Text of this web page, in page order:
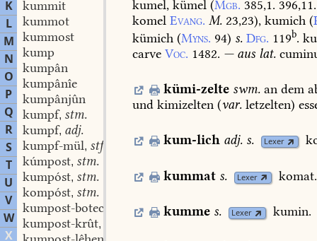
K
L
M
N
O
P
Q
R
S
T
U
V
W
X
kummit
kummot
kummost
kump
kumpân
kumpânîe
kumpânjûn
kumpf, stm.
kumpf, adj.
kumpf-mül, stf.
kúmpost, stm.
kumpóst, stm.
kompóst, stm.
kumpost-boteche
swf.
kumpost-krût,
kumel, kümel (Mgb. 385,1. 396,11.
komel Evang. M. 23,23), kumich (
kümich (Myns. 94) s. Dfg. 119b.
carve Voc. 1482. — aus lat.
kümi-zelte swm. andem
und kimizelten (var. letzelten)
kum-lich adj. s. Lexer
kummat s. Lexer komat.
kumme s. Lexer kumin.